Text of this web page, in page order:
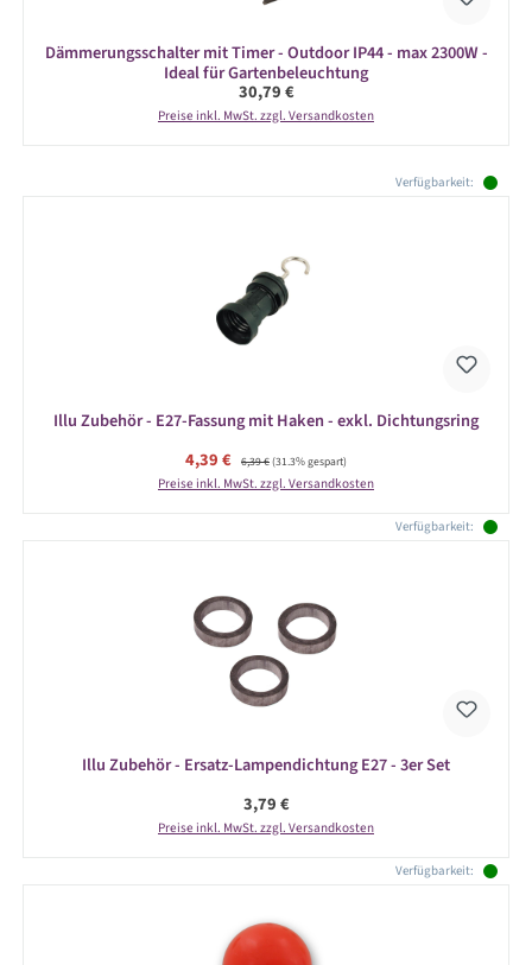
Dämmerungsschalter mit Timer - Outdoor IP44 - max 2300W -
Ideal für Gartenbeleuchtung
Regulärer Preis:
30,79 €
Preise inkl. MwSt. zzgl. Versandkosten
Verfügbarkeit:
Illu Zubehör - E27-Fassung mit Haken - exkl. Dichtungsring
Verkaufspreis:
4,39 € Regulärer Preis:
6,39 €(31.3% gespart)
Preise inkl. MwSt. zzgl. Versandkosten
Verfügbarkeit:
Illu Zubehör - Ersatz-Lampendichtung E27 - 3er Set
Regulärer Preis:
3,79 €
Preise inkl. MwSt. zzgl. Versandkosten
Verfügbarkeit: